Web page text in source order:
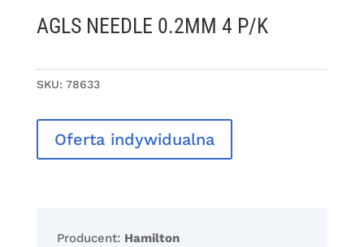
AGLS NEEDLE 0.2MM 4 P/K
SKU: 78633
Oferta indywidualna
Producent: Hamilton